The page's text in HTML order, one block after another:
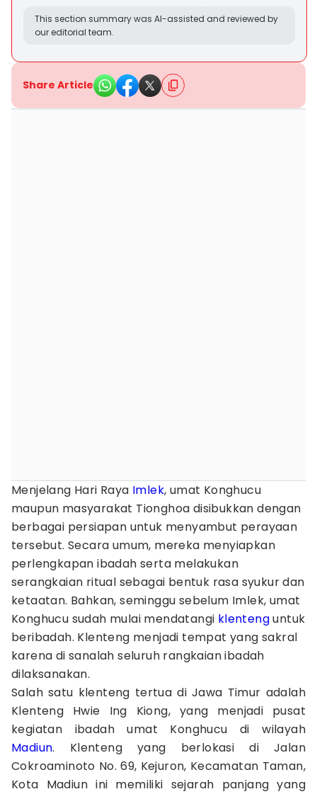
This section summary was AI-assisted and reviewed by
our editorial team.
Share Article
Menjelang Hari Raya Imlek, umat Konghucu
maupun masyarakat Tionghoa disibukkan dengan
berbagai persiapan untuk menyambut perayaan
tersebut. Secara umum, mereka menyiapkan
perlengkapan ibadah serta melakukan
serangkaian ritual sebagai bentuk rasa syukur dan
ketaatan. Bahkan, seminggu sebelum Imlek, umat
Konghucu sudah mulai mendatangi klentenguntuk
beribadah. Klenteng menjadi tempat yang sakral
karena di sanalah seluruh rangkaian ibadah
dilaksanakan.
Salah satu klenteng tertua di Jawa Timur adalah
Klenteng Hwie Ing Kiong, yang menjadi pusat
kegiatan ibadah umat Konghucu di wilayah
Madiun. Klenteng yang berlokasi di Jalan
Cokroaminoto No. 69, Kejuron, Kecamatan Taman,
Kota Madiun ini memiliki sejarah panjang yang